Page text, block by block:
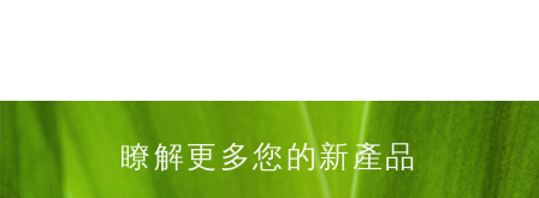
瞭解更多您的新產品